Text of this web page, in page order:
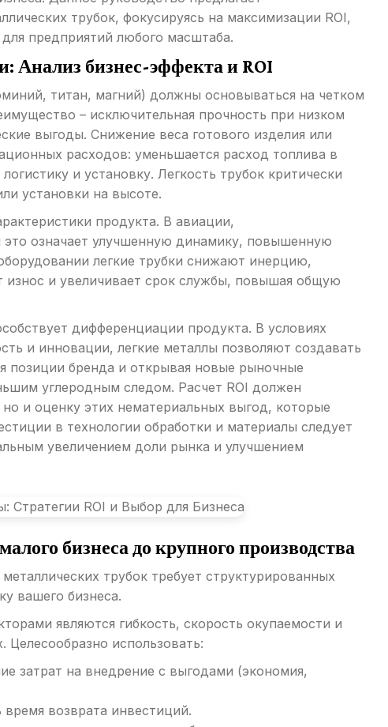
трубок, фокусируясь на максимизации ROI,
предприятий любого масштаба.
Анализ бизнес-эффекта и ROI
титан, магний) должны основываться на четком
– исключительная прочность при низком
выгоды. Снижение веса готового изделия или
расходов: уменьшается расход топлива в
и установку. Легкость трубок критически
установки на высоте.
продукта. В авиации,
означает улучшенную динамику, повышенную
легкие трубки снижают инерцию,
износ и увеличивает срок службы, повышая общую
дифференциации продукта. В условиях
и инновации, легкие металлы позволяют создавать
позиции бренда и открывая новые рыночные
углеродным следом. Расчет ROI должен
и оценку этих нематериальных выгод, которые
в технологии обработки и материалы следует
увеличением доли рынка и улучшением
бизнеса до крупного производства
трубок требует структурированных
вашего бизнеса.
являются гибкость, скорость окупаемости и
использовать:
затрат на внедрение с выгодами (экономия,
возврата инвестиций.